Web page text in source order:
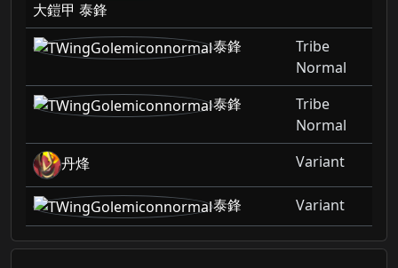
大鎧甲 泰鋒
泰鋒
Tribe
Normal
泰鋒
Tribe
Normal
丹烽
Variant
泰鋒 Variant